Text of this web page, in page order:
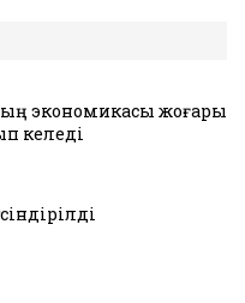
экономикасы жоғары
келеді